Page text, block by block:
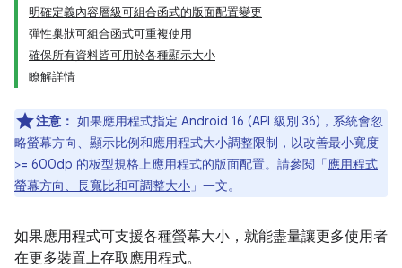
明確定義內容層級可組合函式的版面配置變更
彈性巢狀可組合函式可重複使用
確保所有資料皆可用於各種顯示大小
瞭解詳情
注意： 如果應用程式指定 Android 16 (API 級別 36)，系統會忽
略螢幕方向、顯示比例和應用程式大小調整限制，以改善最小寬度
>= 600dp 的板型規格上應用程式的版面配置。請參閱「應用程式
螢幕方向、長寬比和可調整大小 」一文。
如果應用程式可支援各種螢幕大小，就能盡量讓更多使用者
在更多裝置上存取應用程式。